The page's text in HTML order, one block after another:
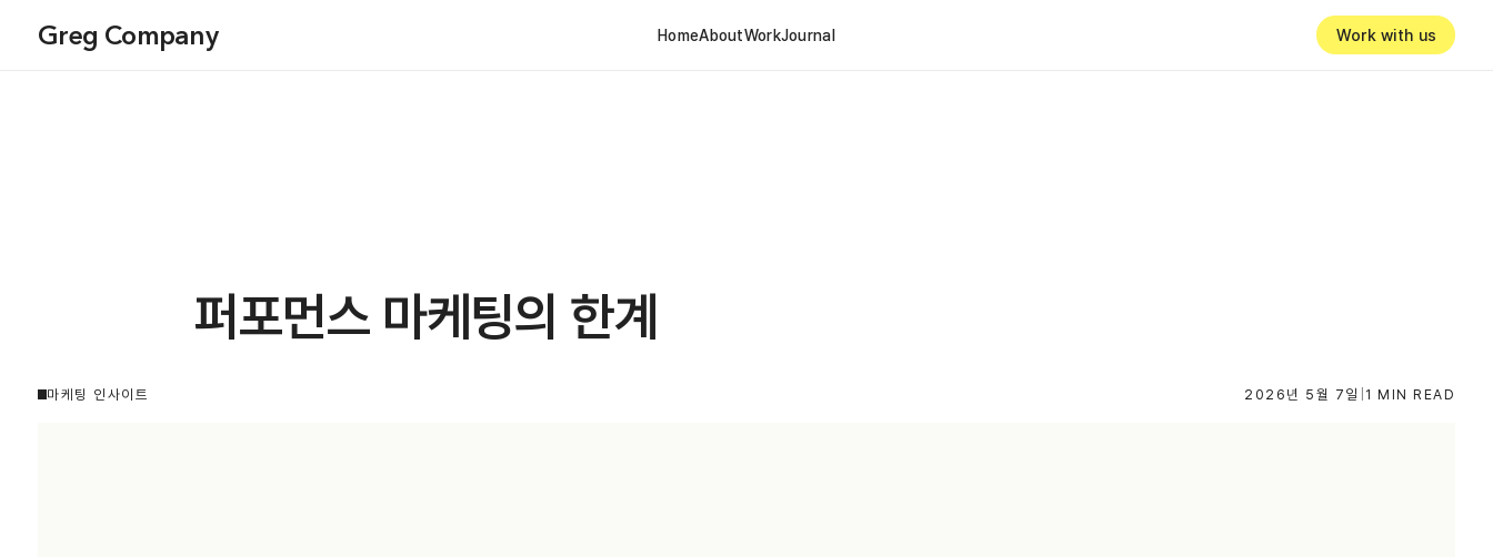
Greg Company HomeAboutWorkJournal Work with us
퍼포먼스 마케팅의 한계
마케팅 인사이트 2026년 5월 7일 1 MIN READ